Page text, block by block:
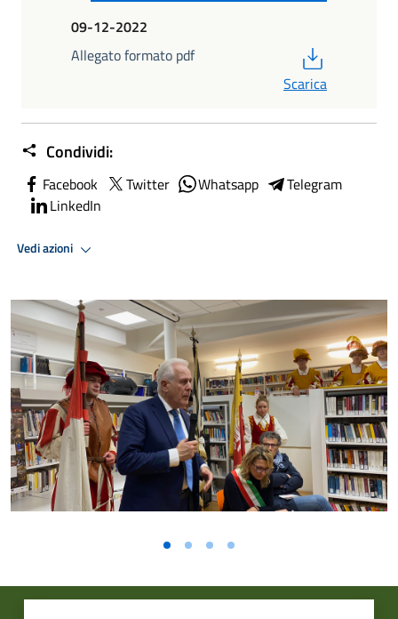
09-12-2022
Allegato formato pdf
Scarica
Condividi:
Facebook Twitter Whatsapp
Telegram
LinkedIn
Vedi azioni